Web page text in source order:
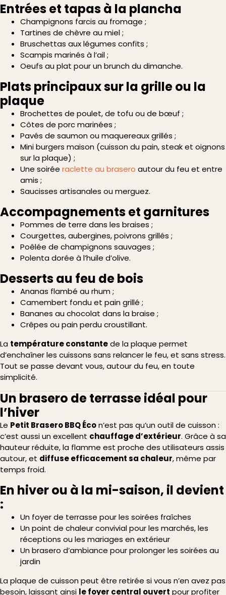
Entrées et tapas à la plancha
Champignons farcis au fromage ;
Tartines de chèvre au miel ;
Bruschettas aux légumes confits ;
Scampis marinés à l’ail ;
Oeufs au plat pour un brunch du dimanche.
Plats principaux sur la grille ou la
plaque
Brochettes de poulet, de tofu ou de bœuf ;
Côtes de porc marinées ;
Pavés de saumon ou maquereaux grillés ;
Mini burgers maison (cuisson du pain, steak et oignons
sur la plaque) ;
Une soirée raclette au brasero autour du feu et entre
amis ;
Saucisses artisanales ou merguez.
Accompagnements et garnitures
Pommes de terre dans les braises ;
Courgettes, aubergines, poivrons grillés ;
Poêlée de champignons sauvages ;
Polenta dorée à l’huile d’olive.
Desserts au feu de bois
Ananas flambé au rhum ;
Camembert fondu et pain grillé ;
Bananes au chocolat dans la braise ;
Crêpes ou pain perdu croustillant.
La température constantede la plaque permet
d’enchaîner les cuissons sans relancer le feu, et sans stress.
Tout se passe devant vous, autour du feu, en toute
simplicité.
Un brasero de terrasse idéal pour
l’hiver
Le Petit Brasero BBQ Écon’est pas qu’un outil de cuisson :
c’est aussi un excellent chauffage d’extérieur. Grâce à sa
hauteur réduite, la flamme est proche des utilisateurs assis
autour, et diffuse efficacement sa chaleur, même par
temps froid.
En hiver ou à la mi-saison, il devient
:
Un foyer de terrasse pour les soirées fraîches
Un point de chaleur convivial pour les marchés, les
réceptions ou les mariages en extérieur
Un brasero d’ambiance pour prolonger les soirées au
jardin
La plaque de cuisson peut être retirée si vous n’en avez pas
besoin, laissant ainsi le foyer central ouvert pour profiter